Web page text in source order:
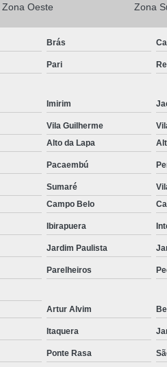
Zona Oeste Zona
Brás
Pari
Imirim
Vila Guilherme
Alto da Lapa
Pacaembú
Sumaré
Campo Belo
Ibirapuera
Jardim Paulista
Parelheiros
Artur Alvim
Itaquera
Ponte Rasa